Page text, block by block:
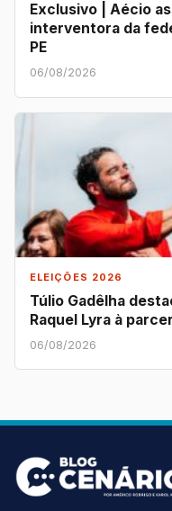
Exclusivo | Aécio
interventora da
PE
06/08/2026
ELEIÇÕES 2026
Túlio Gadêlha
Raquel Lyra à
06/08/2026